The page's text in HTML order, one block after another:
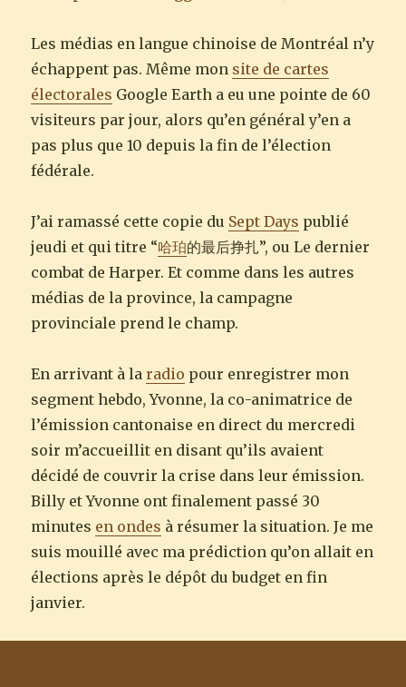
Les médias en langue chinoise de Montréal n’y
échappent pas. Même mon site de cartes
électorales Google Earth a eu une pointe de 60
visiteurs par jour, alors qu’en général y’en a
pas plus que 10 depuis la fin de l’élection
fédérale.
J’ai ramassé cette copie du Sept Days publié
jeudi et qui titre “哈珀的最后挣扎”, ou Le dernier
combat de Harper. Et comme dans les autres
médias de la province, la campagne
provinciale prend le champ.
En arrivant à laradio pour enregistrer mon
segment hebdo, Yvonne, la co-animatrice de
l’émission cantonaise en direct du mercredi
soir m’accueillit en disant qu’ils avaient
décidé de couvrir la crise dans leur émission.
Billy et Yvonne ont finalement passé 30
minutes en ondes à résumer la situation. Je me
suis mouillé avec ma prédiction qu’on allait en
élections après le dépôt du budget en fin
janvier.